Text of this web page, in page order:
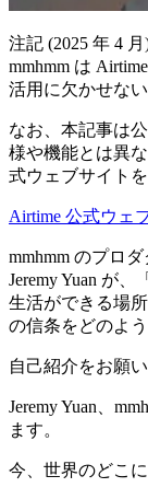
注記 (2025 年 4 月)
mmhmm は
活用に欠かせな
なお、本記事は
様や機能とは異
式ウェブサイト
Airtime 公式ウェ
mmhmm のプロ
Jeremy Yuan が
生活ができる場
の信条をどのよ
自己紹介をお願い
Jeremy Yuan、
ます。
今、世界のどこ